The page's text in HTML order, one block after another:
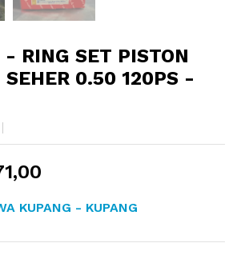
RING SET PISTON
0.50 120PS -
KUPANG - KUPANG